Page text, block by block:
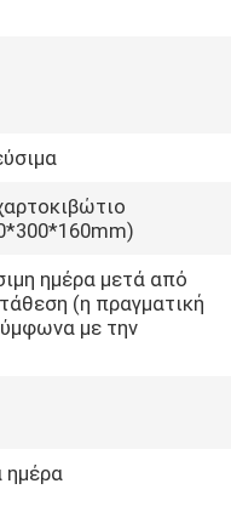
ημέρα μετά από
(η πραγματική
με την
ημέρα